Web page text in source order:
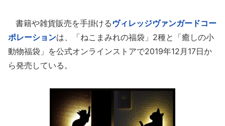
書籍や雑貨販売を手掛ける ヴィレッジヴァンガードコー
ポレーションは、「ねこまみれの福袋」2種と「癒しの小
動物福袋」を公式オンラインストアで2019年12月17日か
ら発売している。